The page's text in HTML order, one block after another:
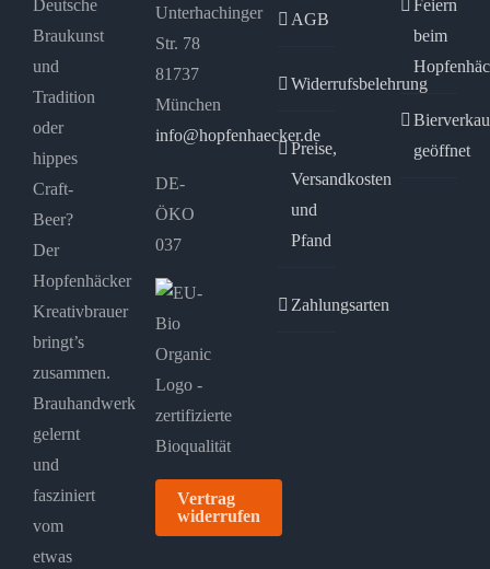
Deutsche
Braukunst
und
Tradition
oder
hippes
Craft-
Beer?
Der
Hopfenhäcker
Kreativbrauer
bringt’s
zusammen.
Brauhandwerk
gelernt
und
fasziniert
vom
etwas
Unterhachinger
Str. 78
81737
München
info@hopfenhaecker.de
DE-
ÖKO
037
Vertrag
widerrufen
AGB
Widerrufsbelehrung
Preise,
Versandkosten
und
Pfand
Zahlungsarten
Feiern
beim
geöffnet